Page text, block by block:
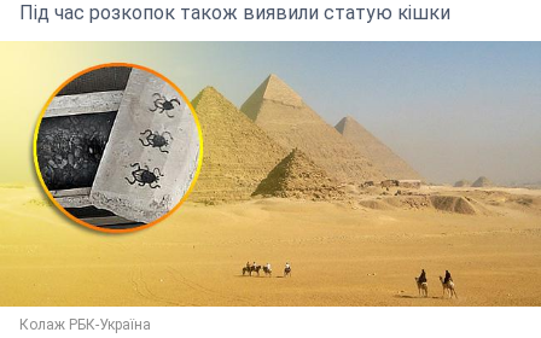
Під час розкопок також виявили статую кішки
Колаж РБК-Україна